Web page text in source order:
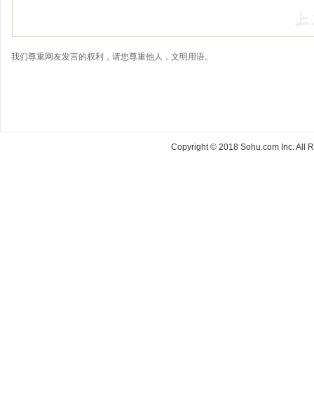
我们尊重网友发言的权利，请您尊重他人，文明用语。
Copyright © 2018 Sohu.com Inc. All